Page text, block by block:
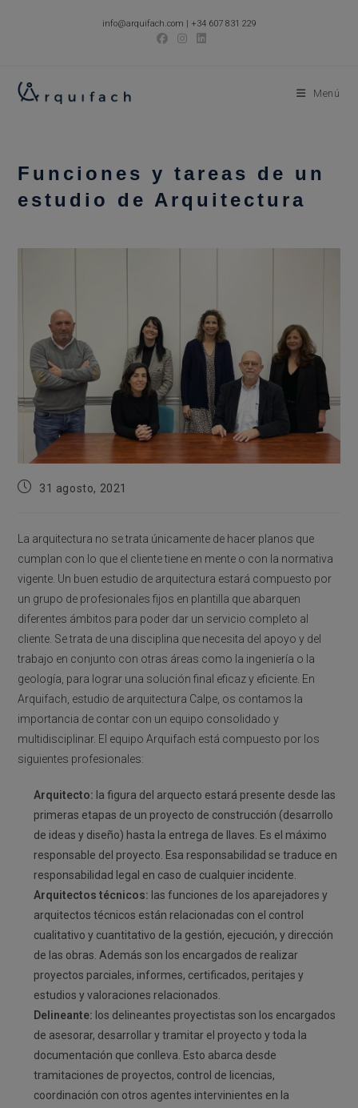
info@arquifach.com | +34 607 831 229
Menú
Funciones y tareas de un
estudio de Arquitectura
Publicación
entrada:
31 agosto, 2021
La arquitectura no se trata únicamente de hacer planos que
cumplan con lo que el cliente tiene en mente o con la normativa
vigente. Un buen estudio de arquitectura estará compuesto por
un grupo de profesionales fijos en plantilla que abarquen
diferentes ámbitos para poder dar un servicio completo al
cliente. Se trata de una disciplina que necesita del apoyo y del
trabajo en conjunto con otras áreas como la ingeniería o la
geología, para lograr una solución final eficaz y eficiente. En
Arquifach, estudio de arquitectura Calpe, os contamos la
importancia de contar con un equipo consolidado y
multidisciplinar. El equipo Arquifach está compuesto por los
siguientes profesionales:
Arquitecto: la figura del arquecto estará presente desde las
primeras etapas de un proyecto de construcción (desarrollo
de ideas y diseño) hasta la entrega de llaves. Es el máximo
responsable del proyecto. Esa responsabilidad se traduce en
responsabilidad legal en caso de cualquier incidente.
Arquitectos técnicos: las funciones de los aparejadores y
arquitectos técnicos están relacionadas con el control
cualitativo y cuantitativo de la gestión, ejecución, y dirección
de las obras. Además son los encargados de realizar
proyectos parciales, informes, certificados, peritajes y
estudios y valoraciones relacionados.
Delineante: los delineantes proyectistas son los encargados
de asesorar, desarrollar y tramitar el proyecto y toda la
documentación que conlleva. Esto abarca desde
tramitaciones de proyectos, control de licencias,
coordinación con otros agentes intervinientes en la